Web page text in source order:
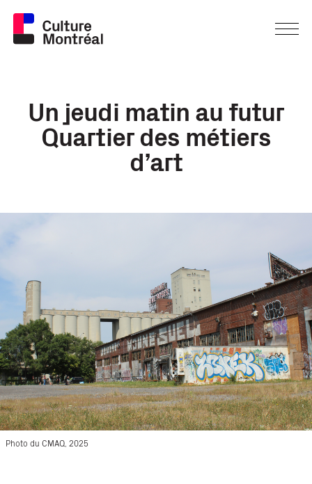
Un jeudi matin au futur
Quartier des métiers
d’art
Photo du CMAQ, 2025